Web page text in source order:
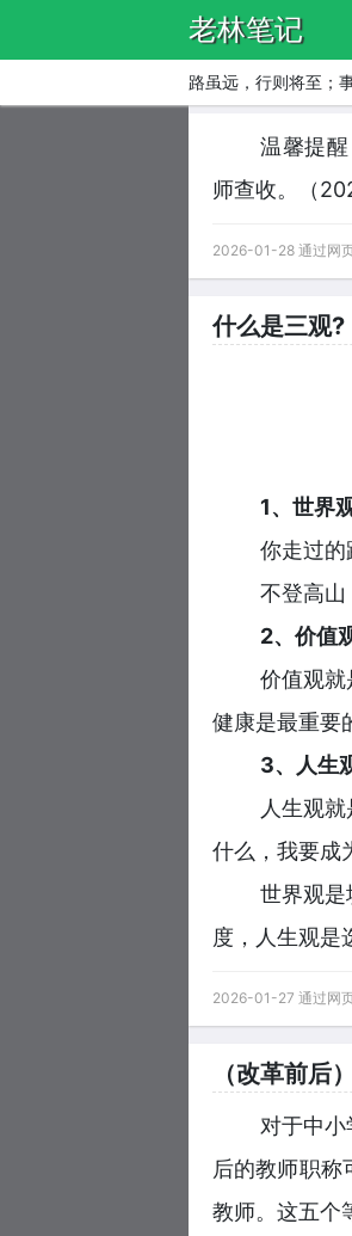
老林笔记
路虽远，行则将至；
温馨提
师查收。（
2026-01-28 通过网
什么是三观?
1、世界
你走过的
不登高山
2、价值
价值观
健康是最重要
3、人生
人生观
什么，我要成
世界观是
度，人生观是
2026-01-27 通过网
（改革前后
对于中
后的教师职称
教师。这五个